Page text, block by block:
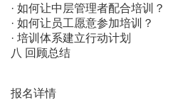
· 如何让中层管理者配合培训？
· 如何让员工愿意参加培训？
· 培训体系建立行动计划
八 回顾总结
报名详情